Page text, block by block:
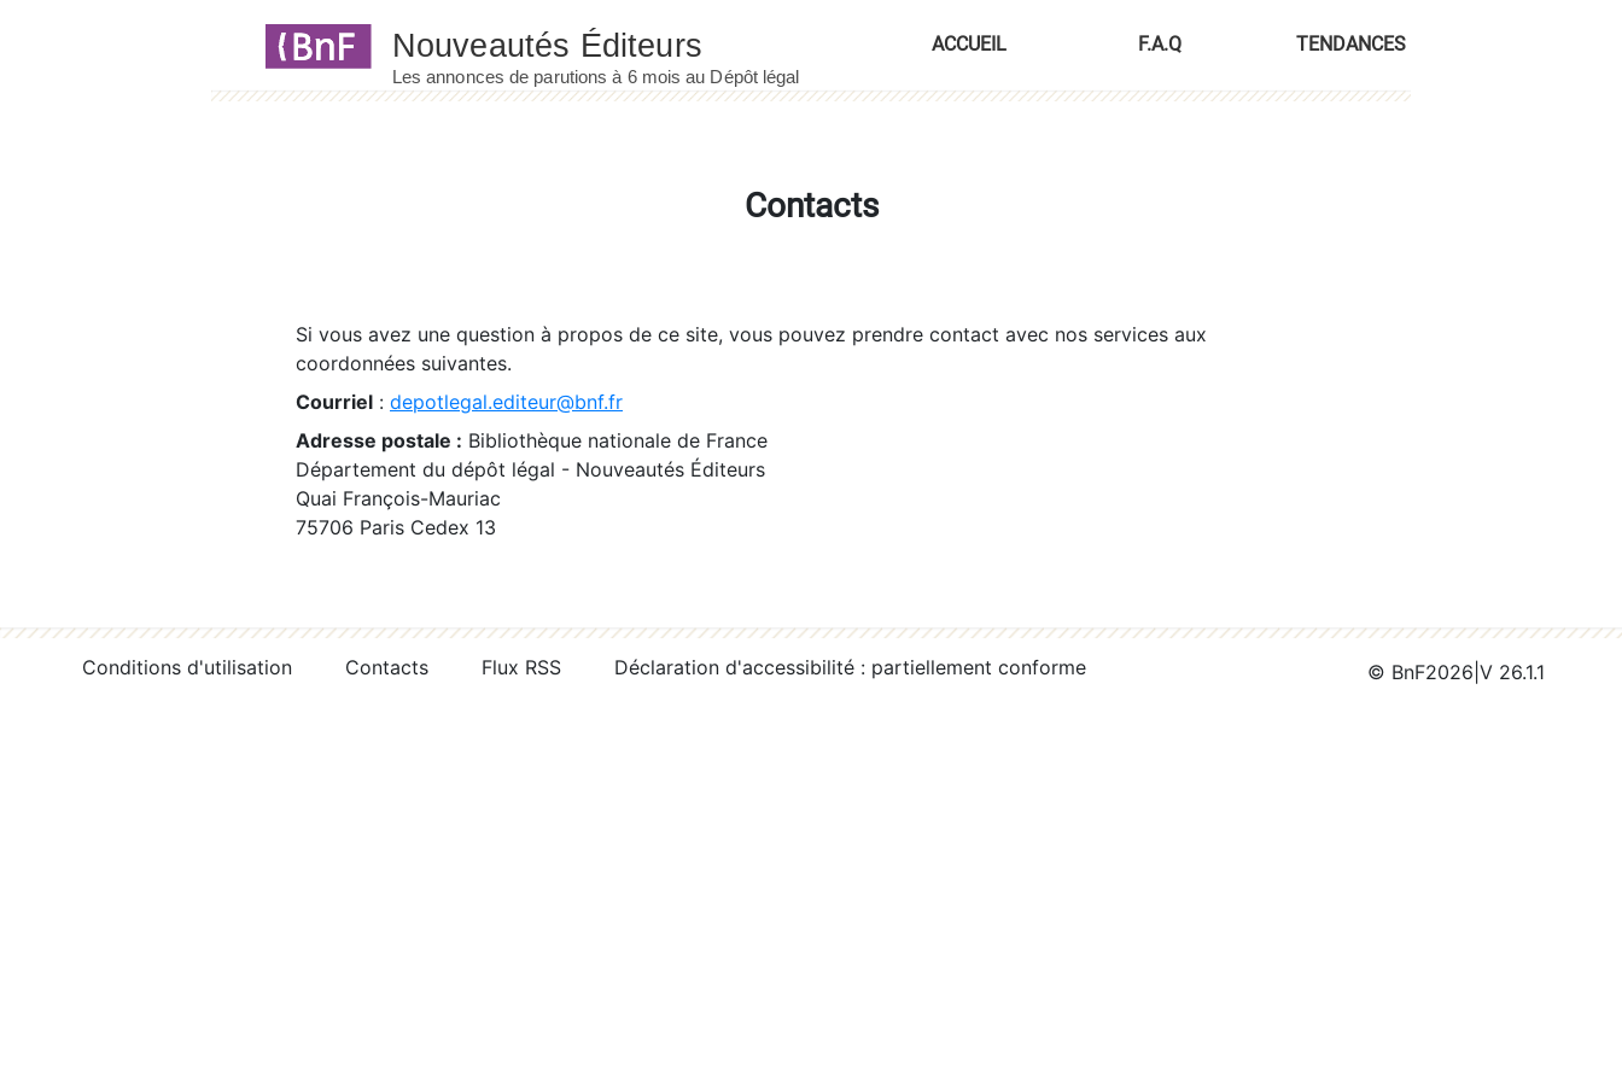
ACCUEIL F.A.Q TENDANCES
Contacts
Si vous avez une question à propos de ce site, vous pouvez prendre contact avec nos services aux
coordonnées suivantes.
Courriel : depotlegal.editeur@bnf.fr
Adresse postale : Bibliothèque nationale de France
Département du dépôt légal - Nouveautés Éditeurs
Quai François-Mauriac
75706 Paris Cedex 13
Conditions d'utilisation Contacts Flux RSS Déclaration d'accessibilité : partiellement conforme © BnF2026 V 26.1.1